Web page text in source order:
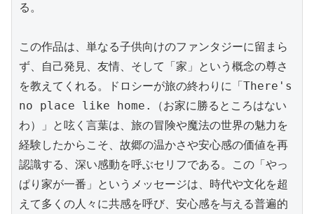
る。
この作品は、単なる子供向けのファンタジーに留まら
ず、自己発見、友情、そして「家」という概念の尊さ
を教えてくれる。ドロシーが旅の終わりに「There's
no place like home.（お家に勝るところはない
わ）」と呟く言葉は、旅の冒険や魔法の世界の魅力を
経験したからこそ、故郷の温かさや安心感の価値を再
認識する、深い感動を呼ぶセリフである。この「やっ
ぱり家が一番」というメッセージは、時代や文化を超
えて多くの人々に共感を呼び、安心感を与える普遍的